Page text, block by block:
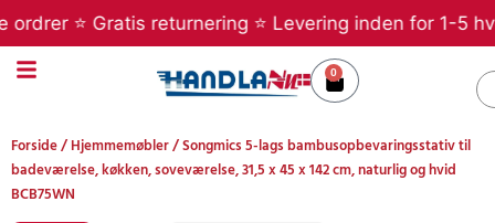
til
indholdet
⭐ Gratis returnering ⭐ Levering inden for 1-5
0
Kurv
Forside/Hjemmemøbler/ Songmics 5-lags bambusopbevaringsstativ til
badeværelse, køkken, soveværelse, 31,5 x 45 x 142 cm, naturlig og hvid
BCB75WN